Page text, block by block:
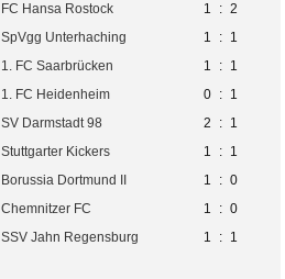
FC Hansa Rostock 1 : 2
SpVgg Unterhaching 1 : 1
1. FC Saarbrücken 1 : 1
1. FC Heidenheim 0 : 1
SV Darmstadt 98 2 : 1
Stuttgarter Kickers 1 : 1
Borussia Dortmund II 1 : 0
Chemnitzer FC 1 : 0
SSV Jahn Regensburg 1 : 1